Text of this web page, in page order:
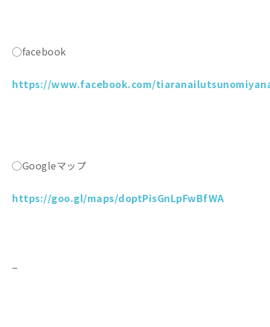
◯facebook
https://www.facebook.com/
◯Googleマップ
https://goo.gl/maps/doptPisGnLpFwBfWA